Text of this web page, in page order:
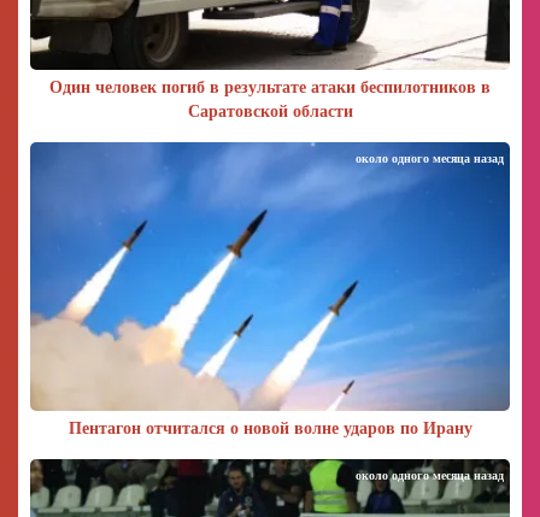
Один человек погиб в результате атаки беспилотников в
Саратовской области
Пентагон отчитался о новой волне ударов по Ирану
около одного месяца назад
около одного месяца назад